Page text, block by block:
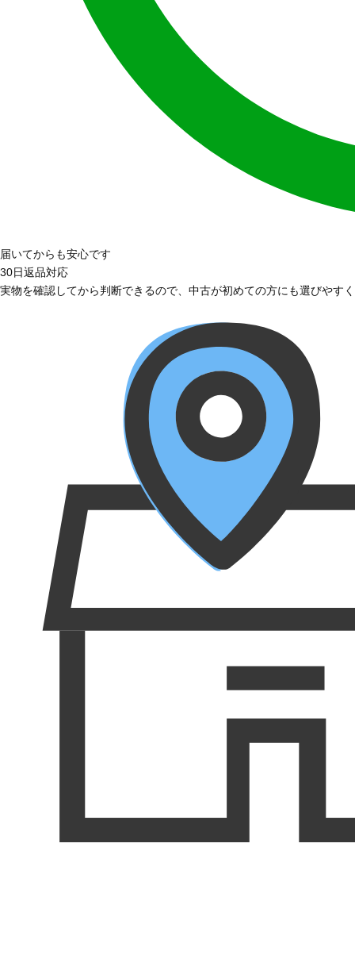
届いてからも安心です
30日返品対応
実物を確認してから判断できるので、中古が初めての方にも選びやす